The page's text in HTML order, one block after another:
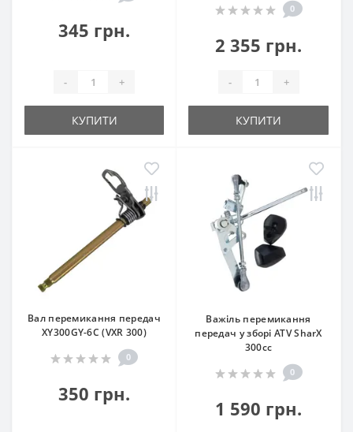
345 грн.
- +
КУПИТИ
0
2 355 грн.
- +
КУПИТИ
Вал перемикання передач
XY300GY-6C (VXR 300)
0
350 грн.
Важіль перемикання
передач у зборі ATV SharX
300сс
0
1 590 грн.